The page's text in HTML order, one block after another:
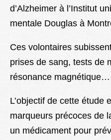
d’Alzheimer à l’Institut
mentale Douglas à
Ces volontaires
prises de sang, tests de
résonance magnétique…
L’objectif de cette étude
marqueurs précoces de
un médicament pour